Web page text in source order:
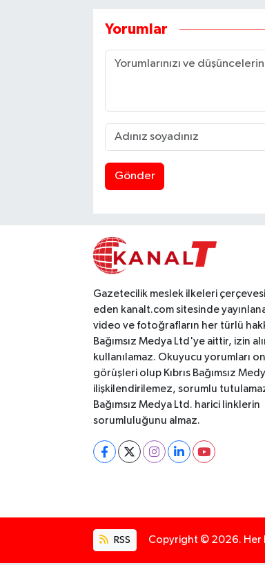
Yorumlar
Gönder
Gazetecilik meslek ilkeleri
eden kanalt.com sitesinde
video ve fotoğrafların her türlü
Bağımsız Medya Ltd'ye aittir, izin
kullanılamaz. Okuyucu yorumları
görüşleri olup Kıbrıs Bağımsız
ilişkilendirilemez, sorumlu
Bağımsız Medya Ltd. harici linklerin
sorumluluğunu almaz.
RSS Copyright © 2026. Her